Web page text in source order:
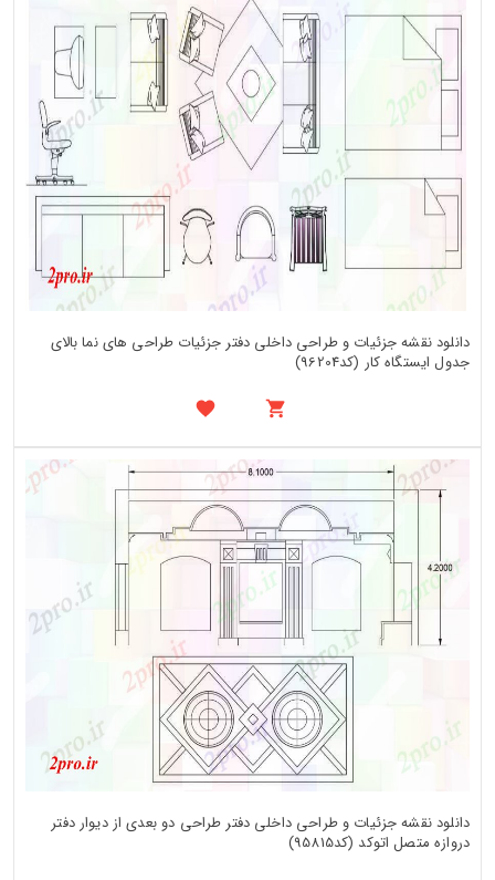
دانلود نقشه جزئیات و طراحی داخلی دفتر جزئیات طراحی های نما بالای
جدول ایستگاه کار (کد96204)
دانلود نقشه جزئیات و طراحی داخلی دفتر طراحی دو بعدی از دیوار دفتر
دروازه متصل اتوکد (کد95815)